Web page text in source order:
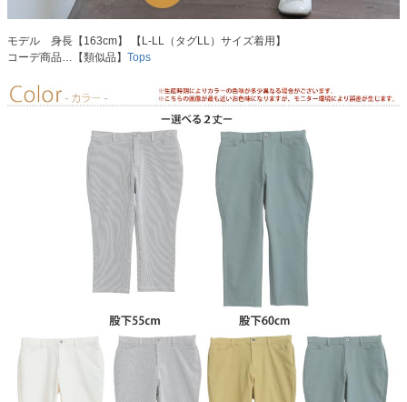
モデル 身長【163cm】 【L-LL（タグLL）サイズ着用】
コーデ商品…【類似品】 Tops